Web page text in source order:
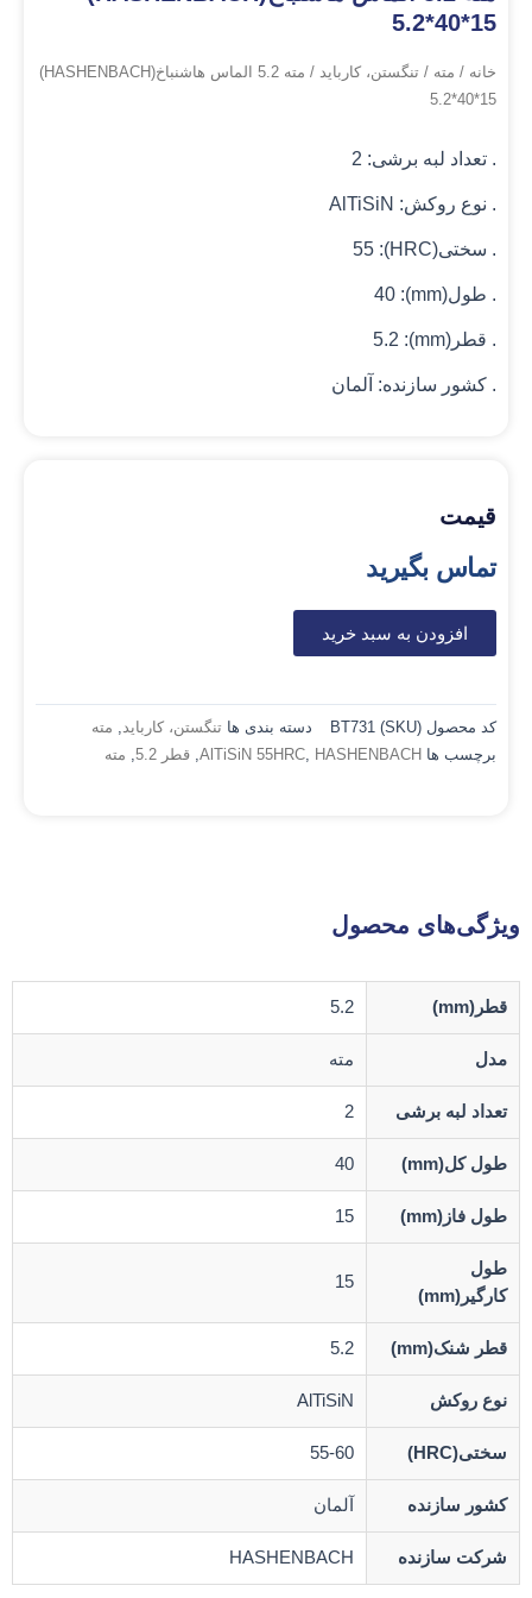
5.2*40*15
خانه / مته / تنگستن، کارباید
/ مته 5.2 الماس هاشنباخ(HASHENBACH)
5.2*40*15
. تعداد لبه برشی: 2
. نوع روکش: AlTiSiN
. سختی(HRC): 55
. طول(mm): 40
. قطر(mm): 5.2
. کشور سازنده: آلمان
قیمت
تماس بگیرید
افزودن به سبد خرید
کد محصول (SKU) BT731 دسته بندی ها تنگستن، کارباید
مته
برچسب ها
AlTiSiN 55HRC HASHENBACH قطر 5.2 مته
ویژگی‌های محصول
قطر(mm) 5.2
مدل مته
تعداد لبه برشی 2
طول کل(mm) 40
طول فاز(mm) 15
طول
کارگیر(mm)
15
قطر شنک(mm) 5.2
نوع روکش AlTiSiN
سختی(HRC) 55-60
کشور سازنده آلمان
شرکت سازنده HASHENBACH